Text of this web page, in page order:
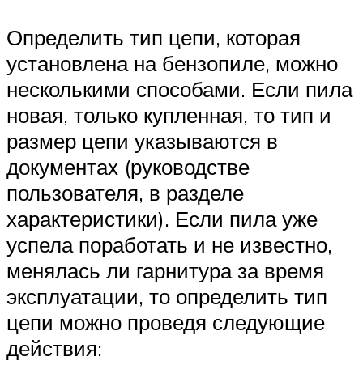
Определить тип цепи, которая
установлена на бензопиле, можно
несколькими способами. Если пила
новая, только купленная, то тип и
размер цепи указываются в
документах (руководстве
пользователя, в разделе
характеристики). Если пила уже
успела поработать и не известно,
менялась ли гарнитура за время
эксплуатации, то определить тип
цепи можно проведя следующие
действия: